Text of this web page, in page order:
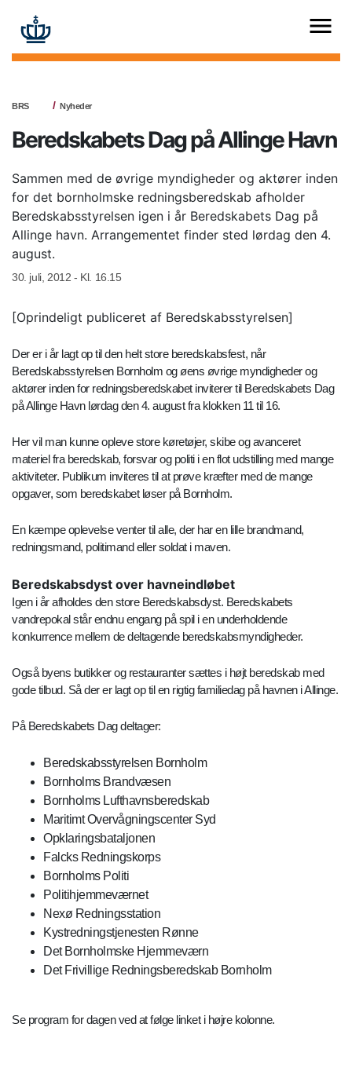
BRS Nyheder
Beredskabets Dag på Allinge Havn
Sammen med de øvrige myndigheder og aktører inden
for det bornholmske redningsberedskab afholder
Beredskabsstyrelsen igen i år Beredskabets Dag på
Allinge havn. Arrangementet finder sted lørdag den 4.
august.
30. juli, 2012 - Kl. 16.15
[Oprindeligt publiceret af Beredskabsstyrelsen]
Der er i år lagt op til den helt store beredskabsfest, når
Beredskabsstyrelsen Bornholm og øens øvrige myndigheder og
aktører inden for redningsberedskabet inviterer til Beredskabets Dag
på Allinge Havn lørdag den 4. august fra klokken 11 til 16.
Her vil man kunne opleve store køretøjer, skibe og avanceret
materiel fra beredskab, forsvar og politi i en flot udstilling med mange
aktiviteter. Publikum inviteres til at prøve kræfter med de mange
opgaver, som beredskabet løser på Bornholm.
En kæmpe oplevelse venter til alle, der har en lille brandmand,
redningsmand, politimand eller soldat i maven.
Beredskabsdyst over havneindløbet
Igen i år afholdes den store Beredskabsdyst. Beredskabets
vandrepokal står endnu engang på spil i en underholdende
konkurrence mellem de deltagende beredskabsmyndigheder.
Også byens butikker og restauranter sættes i højt beredskab med
gode tilbud. Så der er lagt op til en rigtig familiedag på havnen i Allinge.
På Beredskabets Dag deltager:
Beredskabsstyrelsen Bornholm
Bornholms Brandvæsen
Bornholms Lufthavnsberedskab
Maritimt Overvågningscenter Syd
Opklaringsbataljonen
Falcks Redningskorps
Bornholms Politi
Politihjemmeværnet
Nexø Redningsstation
Kystredningstjenesten Rønne
Det Bornholmske Hjemmeværn
Det Frivillige Redningsberedskab Bornholm
Se program for dagen ved at følge linket i højre kolonne.